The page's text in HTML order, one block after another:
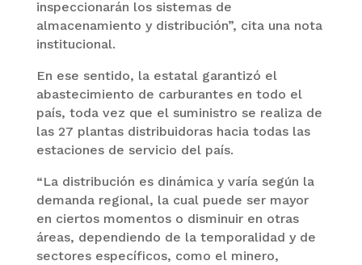
inspeccionarán los sistemas de
almacenamiento y distribución”, cita una nota
institucional.
En ese sentido, la estatal garantizó el
abastecimiento de carburantes en todo el
país, toda vez que el suministro se realiza de
las 27 plantas distribuidoras hacia todas las
estaciones de servicio del país.
“La distribución es dinámica y varía según la
demanda regional, la cual puede ser mayor
en ciertos momentos o disminuir en otras
áreas, dependiendo de la temporalidad y de
sectores específicos, como el minero,